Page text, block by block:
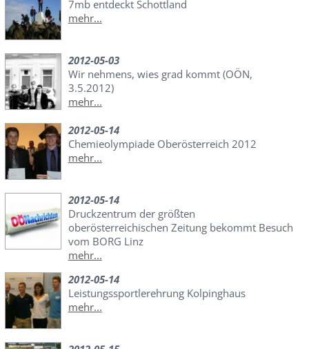
7mb entdeckt Schottland
mehr...
2012-05-03
Wir nehmens, wies grad kommt (OÖN,
3.5.2012)
mehr...
2012-05-14
Chemieolympiade Oberösterreich 2012
mehr...
2012-05-14
Druckzentrum der größten
oberösterreichischen Zeitung bekommt Besuch
vom BORG Linz
mehr...
2012-05-14
Leistungssportlerehrung Kolpinghaus
mehr...